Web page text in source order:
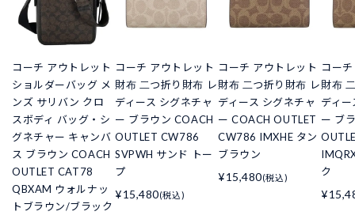
コーチ アウトレット
ショルダーバッグ メ
ンズ サリバン クロ
スボディ バッグ・シ
グネチャー キャンバ
ス ブラウン COACH
OUTLET CAT78
QBXAM ウォルナッ
トブラウン/ブラック
コーチ アウトレット
財布 二つ折り財布 レ
ディース シグネチャ
ー ブラウン COACH
OUTLET CW786
SVPWH サンド トー
プ
¥15,480(税込)
コーチ アウトレット
財布 二つ折り財布 レ
ディース シグネチャ
ー COACH OUTLET
CW786 IMXHE タン
ブラウン
¥15,480(税込)
コー
財布
ディ
ー ブ
ク